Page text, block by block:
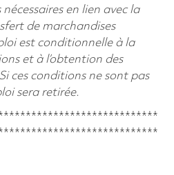
en lien avec la
de marchandises
est conditionnelle à la
et à l’obtention des
ces conditions ne sont pas
sera retirée.